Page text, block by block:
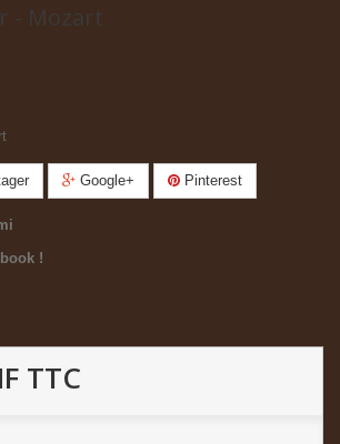
- Mozart
Google+ Pinterest
!
TTC